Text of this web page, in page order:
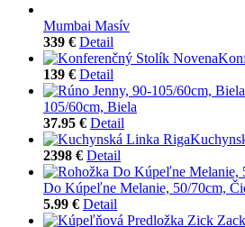
Mumbai Masív
339 € Detail
139 € Detail
105/60cm, Biela
37.95 € Detail
2398 € Detail
Do Kúpeľne Melanie, 50/70cm,
5.99 € Detail